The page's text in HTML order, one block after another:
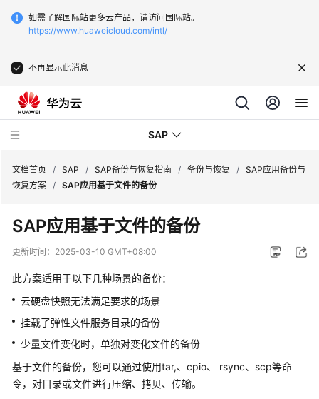
如需了解国际站更多云产品，请访问国际站。
https://www.huaweicloud.com/intl/
不再显示此消息
SAP
技
术
册
SAP
特
性
SAP
文档首页 / SAP / SAP备份与恢复指南 / 备份与恢复 / SAP应用备份与
恢复方案 / SAP应用基于文件的备份
SAP应用基于文件的备份
更新时间： 2025-03-10 GMT+08:00
此方案适用于以下几种场景的备份：
云硬盘快照无法满足要求的场景
挂载了弹性文件服务目录的备份
少量文件变化时，单独对变化文件的备份
基于文件的备份，您可以通过使用tar,、cpio、 rsync、scp等命
令，对目录或文件进行压缩、拷贝、传输。